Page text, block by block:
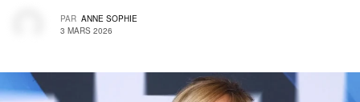
PAR ANNE SOPHIE
3 MARS 2026